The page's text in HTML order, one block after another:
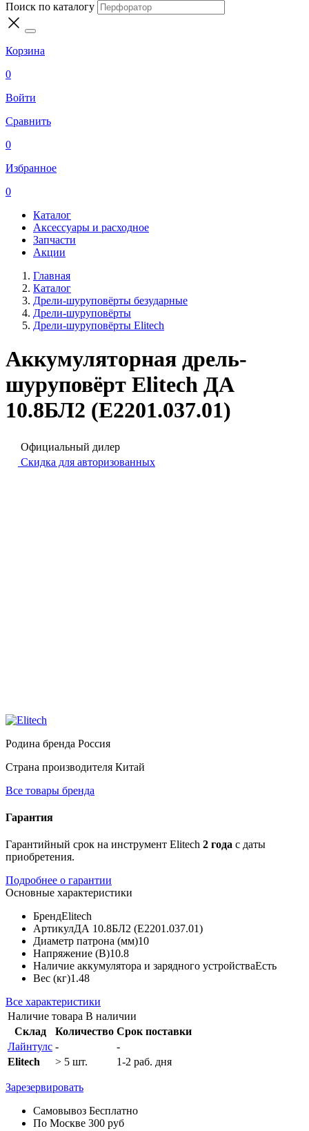
Поиск по каталогу
Корзина
0
Войти
Сравнить
0
Избранное
0
Каталог
Аксессуары и расходное
Запчасти
Акции
Главная
Каталог
Дрели-шуруповёрты безударные
Дрели-шуруповёрты
Дрели-шуруповёрты Elitech
Аккумуляторная дрель-
шуруповёрт Elitech ДА
10.8БЛ2 (E2201.037.01)
Официальный дилер
Скидка для авторизованных
Родина бренда Россия
Страна производителя Китай
Все товары бренда
Гарантия
Гарантийный срок на инструмент Elitech 2 года с даты
приобретения.
Подробнее о гарантии
Основные характеристики
БрендElitech
АртикулДА 10.8БЛ2 (E2201.037.01)
Диаметр патрона (мм)10
Напряжение (В)10.8
Наличие аккумулятора и зарядного устройстваЕсть
Вес (кг)1.48
Все характеристики
Наличие товара В наличии
Склад
Количество Срок поставки
Лайнтулс -
-
Elitech
> 5 шт. 1-2 раб. дня
Зарезервировать
Самовывоз Бесплатно
По Москве 300 руб